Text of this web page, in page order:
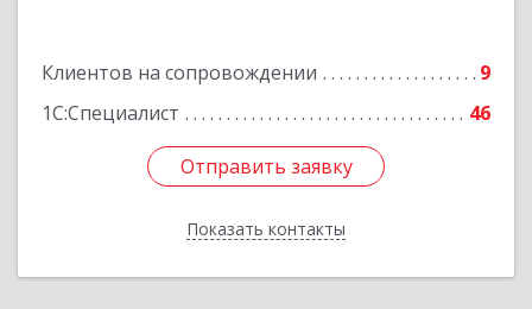
Клиентов на сопровождении
9
1С:Специалист
46
Отправить заявку
Показать контакты
Отправить заявку
Назад